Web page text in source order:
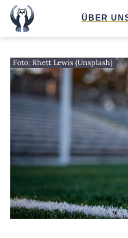
ÜBER
Foto: Rhett Lewis (Unsplash)